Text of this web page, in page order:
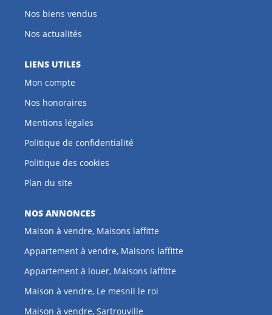
Nos biens vendus
Nos actualités
LIENS UTILES
Mon compte
Nos honoraires
Mentions légales
Politique de confidentialité
Politique des cookies
Plan du site
NOS ANNONCES
Maison à vendre, Maisons laffitte
Appartement à vendre, Maisons laffitte
Appartement à louer, Maisons laffitte
Maison à vendre, Le mesnil le roi
Maison à vendre, Sartrouville